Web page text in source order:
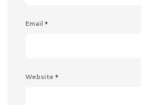
Email *
Website *